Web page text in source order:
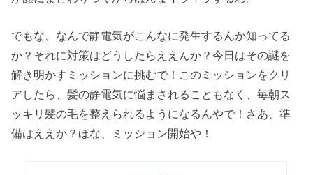
でもな、なんで静電気がこんなに発生するんか知ってる
か？それに対策はどうしたらええんか？今日はその謎を
解き明かすミッションに挑むで！このミッションをクリ
アしたら、髪の静電気に悩まされることもなく、毎朝ス
ッキリ髪の毛を整えられるようになるんやで！さあ、準
備はええか？ほな、ミッション開始や！